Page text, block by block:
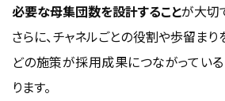
必要な母集団数を設計することが大切
さらに、チャネルごとの役割や歩留まり
どの施策が採用成果につながってい
ります。